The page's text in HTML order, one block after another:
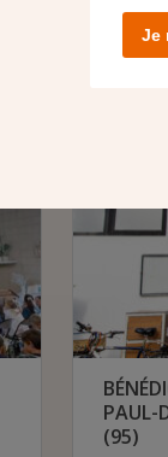
PAUL-
(95)
Je